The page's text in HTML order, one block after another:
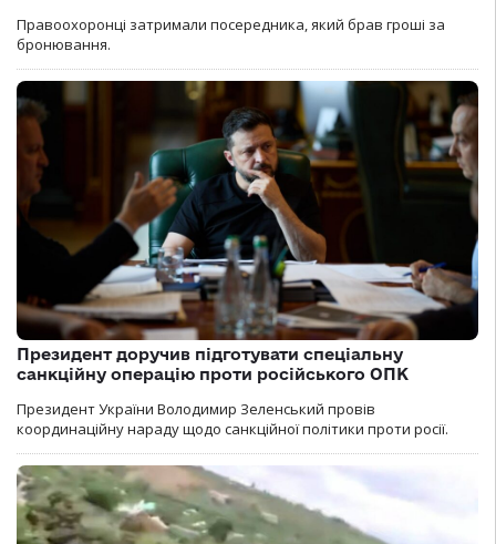
Правоохоронці затримали посередника, який брав гроші за
бронювання.
Президент доручив підготувати спеціальну
санкційну операцію проти російського ОПК
Президент України Володимир Зеленський провів
координаційну нараду щодо санкційної політики проти росії.